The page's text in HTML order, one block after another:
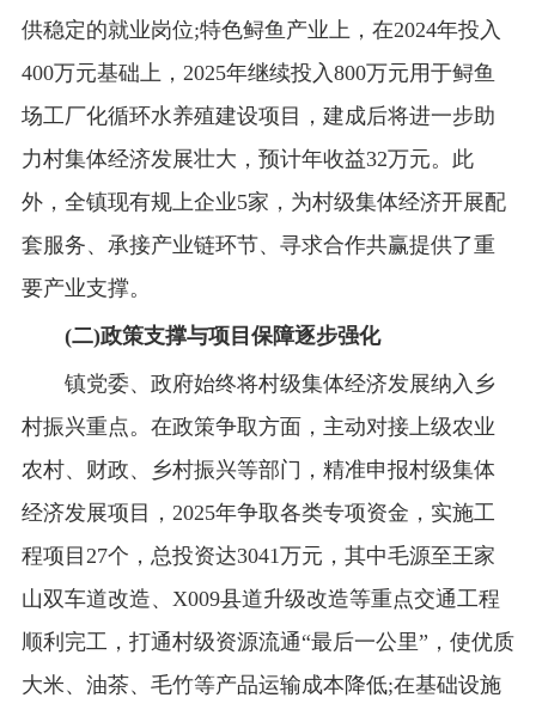
供稳定的就业岗位;特色鲟鱼产业上，在2024年投入
400万元基础上，2025年继续投入800万元用于鲟鱼
场工厂化循环水养殖建设项目，建成后将进一步助
力村集体经济发展壮大，预计年收益32万元。此
外，全镇现有规上企业5家，为村级集体经济开展配
套服务、承接产业链环节、寻求合作共赢提供了重
要产业支撑。
(二)政策支撑与项目保障逐步强化
镇党委、政府始终将村级集体经济发展纳入乡
村振兴重点。在政策争取方面，主动对接上级农业
农村、财政、乡村振兴等部门，精准申报村级集体
经济发展项目，2025年争取各类专项资金，实施工
程项目27个，总投资达3041万元，其中毛源至王家
山双车道改造、X009县道升级改造等重点交通工程
顺利完工，打通村级资源流通“最后一公里”，使优质
大米、油茶、毛竹等产品运输成本降低;在基础设施